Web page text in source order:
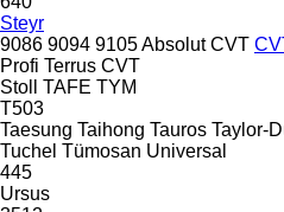
Steyr
9086 9094 9105Absolut CVT
Profi Terrus CVT
Stoll
TAFE TYM
T503
Taesung Taihong Tauros Taylor-
Tuchel Tümosan Universal
445
Ursus